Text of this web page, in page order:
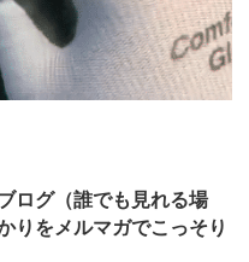
ログ（誰でも見れる場
りをメルマガでこっそり